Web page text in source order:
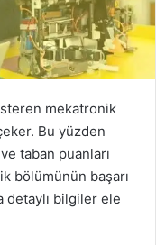
mekatronik
Bu yüzden
ve taban puanları
bölümünün başarı
detaylı bilgiler ele